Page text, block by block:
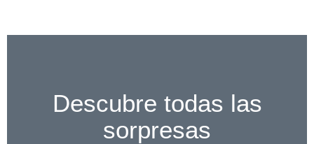
Descubre todas las
sorpresas